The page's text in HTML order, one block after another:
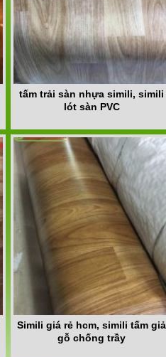
tấm trải sàn nhựa simili, simili
lót sàn PVC
Simili giá rẻ hcm, simili tấm giả
gỗ chống trầy